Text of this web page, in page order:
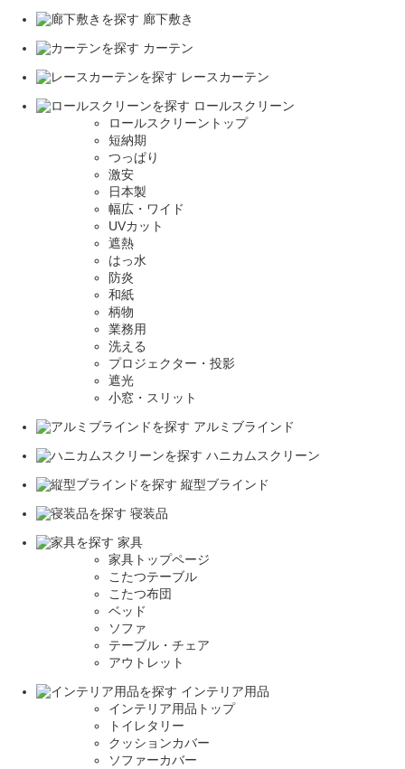
廊下敷き
カーテン
レースカーテン
ロールスクリーン
ロールスクリーントップ
短納期
つっぱり
激安
日本製
幅広・ワイド
UVカット
遮熱
はっ水
防炎
和紙
柄物
業務用
洗える
プロジェクター・投影
遮光
小窓・スリット
アルミブラインド
ハニカムスクリーン
縦型ブラインド
寝装品
家具
家具トップページ
こたつテーブル
こたつ布団
ベッド
ソファ
テーブル・チェア
アウトレット
インテリア用品
インテリア用品トップ
トイレタリー
クッションカバー
ソファーカバー